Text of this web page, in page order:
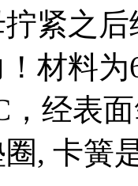
紧之
材料
，经表
, 卡簧